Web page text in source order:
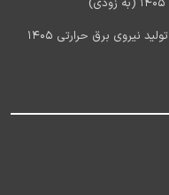
آخرین اخبار استخدام شرکت مادر تخصصی تولید نیروی برق حرارتی 1405